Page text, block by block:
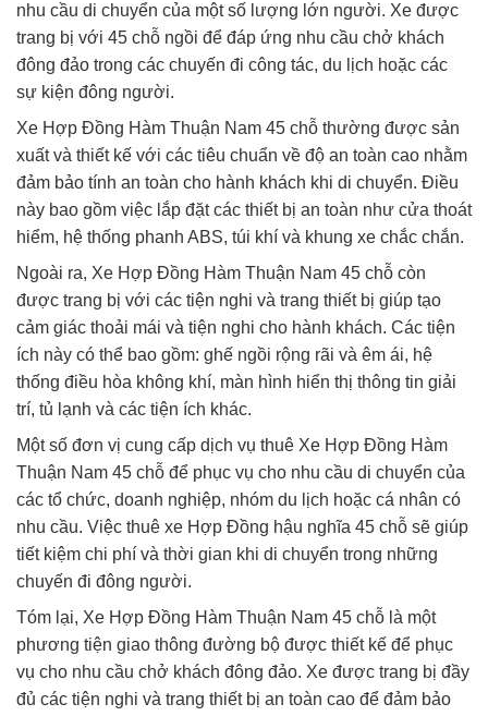
nhu cầu di chuyển của một số lượng lớn người. Xe được
trang bị với 45 chỗ ngồi để đáp ứng nhu cầu chở khách
đông đảo trong các chuyến đi công tác, du lịch hoặc các
sự kiện đông người.
Xe Hợp Đồng Hàm Thuận Nam 45 chỗ thường được sản
xuất và thiết kế với các tiêu chuẩn về độ an toàn cao nhằm
đảm bảo tính an toàn cho hành khách khi di chuyển. Điều
này bao gồm việc lắp đặt các thiết bị an toàn như cửa thoát
hiểm, hệ thống phanh ABS, túi khí và khung xe chắc chắn.
Ngoài ra, Xe Hợp Đồng Hàm Thuận Nam 45 chỗ còn
được trang bị với các tiện nghi và trang thiết bị giúp tạo
cảm giác thoải mái và tiện nghi cho hành khách. Các tiện
ích này có thể bao gồm: ghế ngồi rộng rãi và êm ái, hệ
thống điều hòa không khí, màn hình hiển thị thông tin giải
trí, tủ lạnh và các tiện ích khác.
Một số đơn vị cung cấp dịch vụ thuê Xe Hợp Đồng Hàm
Thuận Nam 45 chỗ để phục vụ cho nhu cầu di chuyển của
các tổ chức, doanh nghiệp, nhóm du lịch hoặc cá nhân có
nhu cầu. Việc thuê xe Hợp Đồng hậu nghĩa 45 chỗ sẽ giúp
tiết kiệm chi phí và thời gian khi di chuyển trong những
chuyến đi đông người.
Tóm lại, Xe Hợp Đồng Hàm Thuận Nam 45 chỗ là một
phương tiện giao thông đường bộ được thiết kế để phục
vụ cho nhu cầu chở khách đông đảo. Xe được trang bị đầy
đủ các tiện nghi và trang thiết bị an toàn cao để đảm bảo